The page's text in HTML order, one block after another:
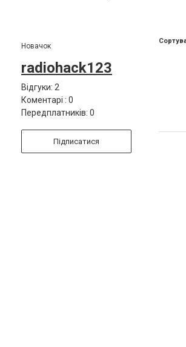
Новачок
radiohack123
Відгуки: 2
Коментарі : 0
Передплатників: 0
Підписатися